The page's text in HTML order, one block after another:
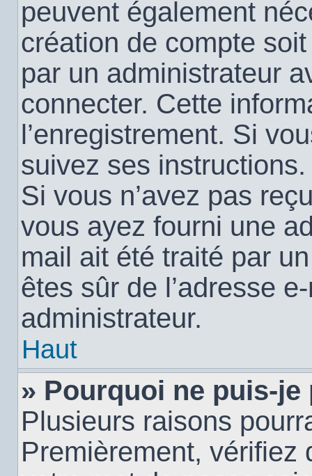
peuvent également
création de compte
par un administrateur
connecter. Cette
l’enregistrement. Si
suivez ses instructions.
Si vous n’avez pas
vous ayez fourni une
mail ait été traité par
êtes sûr de l’adresse
administrateur.
Haut
» Pourquoi ne puis-
Plusieurs raisons
Premièrement, vérifiez